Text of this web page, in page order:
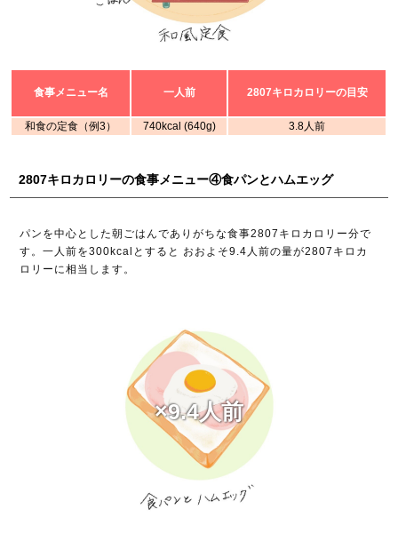
食事メニュー名 一人前 2807キロカロリーの目安
和食の定食（例3） 740kcal (640g) 3.8人前
2807キロカロリーの食事メニュー④食パンとハムエッグ
パンを中心とした朝ごはんでありがちな食事2807キロカロリー分で
す。一人前を300kcalとすると おおよそ9.4人前の量が2807キロカ
ロリーに相当します。
×9.4人前